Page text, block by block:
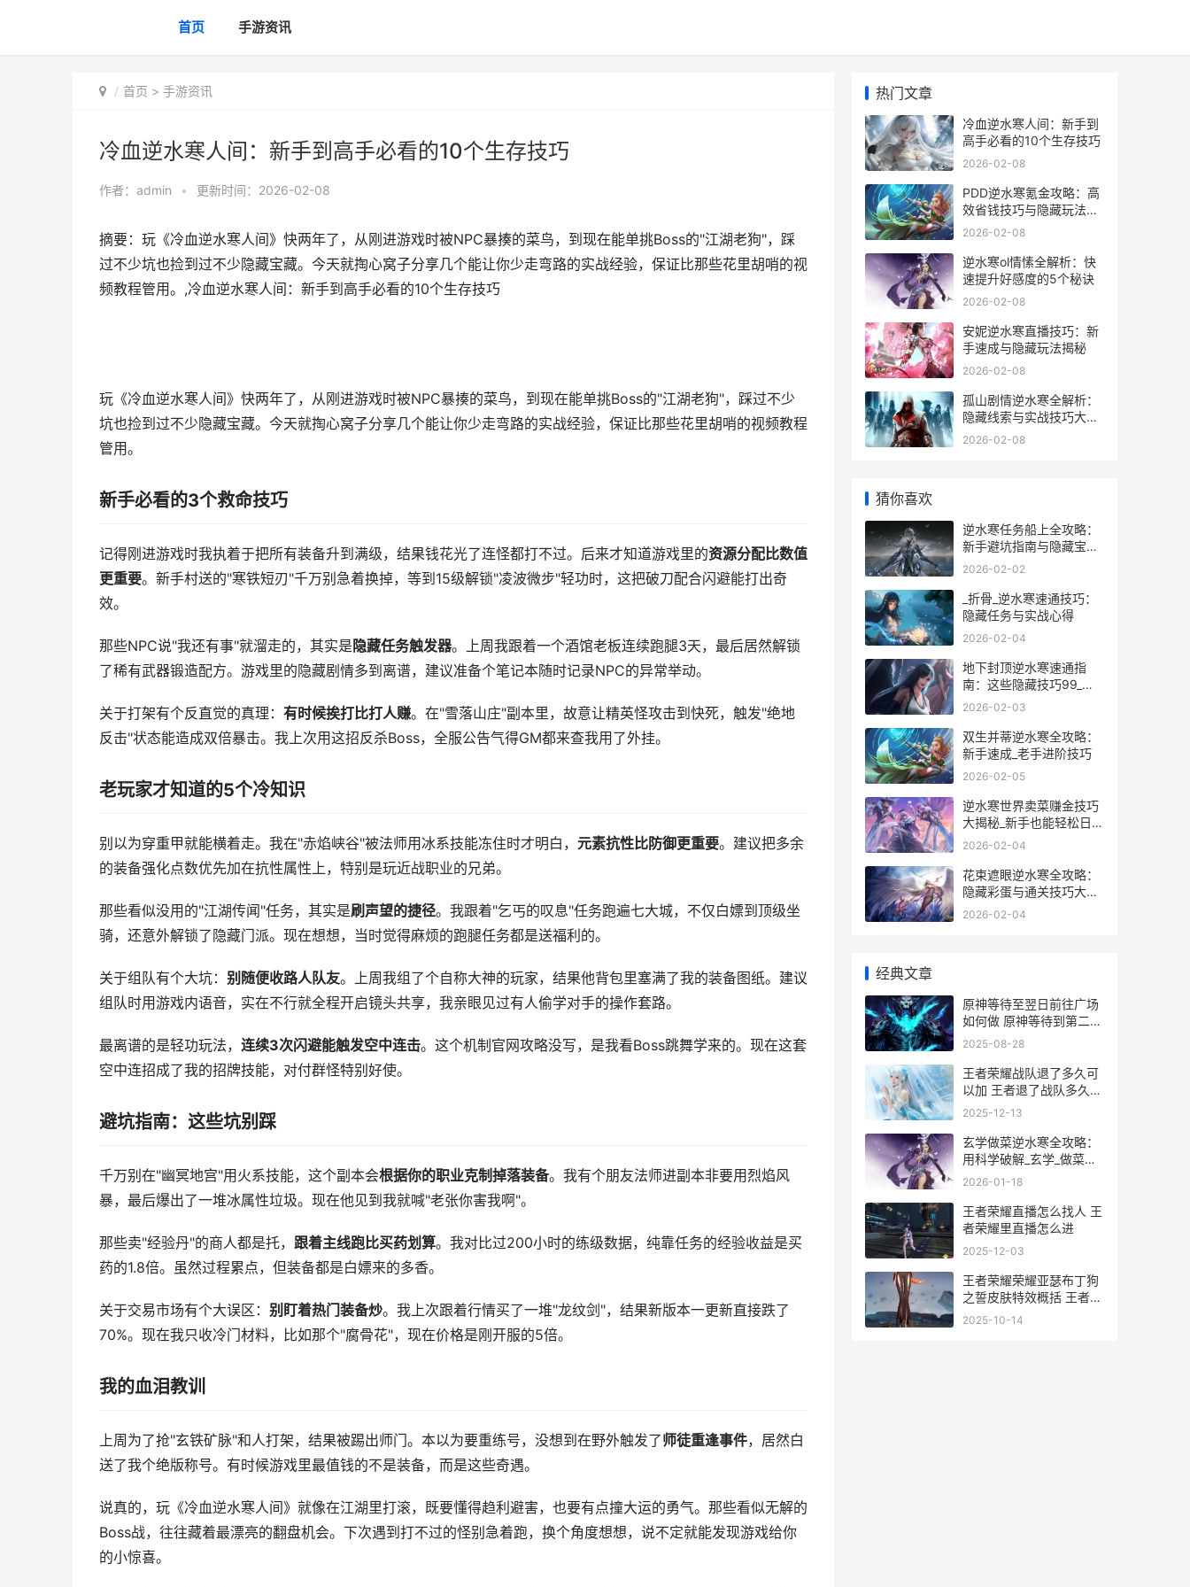
首页 手游资讯
首页 > 手游资讯
冷血逆水寒人间：新手到高手必看的10个生存技巧
作者： admin • 更新时间：2026-02-08
摘要：玩《冷血逆水寒人间》快两年了，从刚进游戏时被NPC暴揍的菜鸟，到现在能单挑Boss的"江湖老狗"，踩
过不少坑也捡到过不少隐藏宝藏。今天就掏心窝子分享几个能让你少走弯路的实战经验，保证比那些花里胡哨的视
频教程管用。,冷血逆水寒人间：新手到高手必看的10个生存技巧
玩《冷血逆水寒人间》快两年了，从刚进游戏时被NPC暴揍的菜鸟，到现在能单挑Boss的"江湖老狗"，踩过不少
坑也捡到过不少隐藏宝藏。今天就掏心窝子分享几个能让你少走弯路的实战经验，保证比那些花里胡哨的视频教程
管用。
新手必看的3个救命技巧
记得刚进游戏时我执着于把所有装备升到满级，结果钱花光了连怪都打不过。后来才知道游戏里的资源分配比数值
更重要。新手村送的"寒铁短刃"千万别急着换掉，等到15级解锁"凌波微步"轻功时，这把破刀配合闪避能打出奇
效。
那些NPC说"我还有事"就溜走的，其实是 隐藏任务触发器。上周我跟着一个酒馆老板连续跑腿3天，最后居然解锁
了稀有武器锻造配方。游戏里的隐藏剧情多到离谱，建议准备个笔记本随时记录NPC的异常举动。
关于打架有个反直觉的真理： 有时候挨打比打人赚。在"雪落山庄"副本里，故意让精英怪攻击到快死，触发"绝地
反击"状态能造成双倍暴击。我上次用这招反杀Boss，全服公告气得GM都来查我用了外挂。
老玩家才知道的5个冷知识
别以为穿重甲就能横着走。我在"赤焰峡谷"被法师用冰系技能冻住时才明白， 元素抗性比防御更重要。建议把多余
的装备强化点数优先加在抗性属性上，特别是玩近战职业的兄弟。
那些看似没用的"江湖传闻"任务，其实是刷声望的捷径。我跟着"乞丐的叹息"任务跑遍七大城，不仅白嫖到顶级坐
骑，还意外解锁了隐藏门派。现在想想，当时觉得麻烦的跑腿任务都是送福利的。
关于组队有个大坑： 别随便收路人队友。上周我组了个自称大神的玩家，结果他背包里塞满了我的装备图纸。建议
组队时用游戏内语音，实在不行就全程开启镜头共享，我亲眼见过有人偷学对手的操作套路。
最离谱的是轻功玩法， 连续3次闪避能触发空中连击。这个机制官网攻略没写，是我看Boss跳舞学来的。现在这套
空中连招成了我的招牌技能，对付群怪特别好使。
避坑指南：这些坑别踩
千万别在"幽冥地宫"用火系技能，这个副本会根据你的职业克制掉落装备。我有个朋友法师进副本非要用烈焰风
暴，最后爆出了一堆冰属性垃圾。现在他见到我就喊"老张你害我啊"。
那些卖"经验丹"的商人都是托， 跟着主线跑比买药划算。我对比过200小时的练级数据，纯靠任务的经验收益是买
药的1.8倍。虽然过程累点，但装备都是白嫖来的多香。
关于交易市场有个大误区： 别盯着热门装备炒。我上次跟着行情买了一堆"龙纹剑"，结果新版本一更新直接跌了
70%。现在我只收冷门材料，比如那个"腐骨花"，现在价格是刚开服的5倍。
我的血泪教训
上周为了抢"玄铁矿脉"和人打架，结果被踢出师门。本以为要重练号，没想到在野外触发了师徒重逢事件，居然白
送了我个绝版称号。有时候游戏里最值钱的不是装备，而是这些奇遇。
说真的，玩《冷血逆水寒人间》就像在江湖里打滚，既要懂得趋利避害，也要有点撞大运的勇气。那些看似无解的
Boss战，往往藏着最漂亮的翻盘机会。下次遇到打不过的怪别急着跑，换个角度想想，说不定就能发现游戏给你
的小惊喜。
热门文章
冷血逆水寒人间：新手到
高手必看的10个生存技巧
2026-02-08
PDD逆水寒氪金攻略：高
效省钱技巧与隐藏玩法揭
秘
2026-02-08
逆水寒ol情愫全解析：快
速提升好感度的5个秘诀
2026-02-08
安妮逆水寒直播技巧：新
手速成与隐藏玩法揭秘
2026-02-08
孤山剧情逆水寒全解析：
隐藏线索与实战技巧大揭
秘
2026-02-08
猜你喜欢
逆水寒任务船上全攻略：
新手避坑指南与隐藏宝藏
揭秘
2026-02-02
_折骨_逆水寒速通技巧：
隐藏任务与实战心得
2026-02-04
地下封顶逆水寒速通指
南：这些隐藏技巧99_玩
家不知道_
2026-02-03
双生并蒂逆水寒全攻略：
新手速成_老手进阶技巧
2026-02-05
逆水寒世界卖菜赚金技巧
大揭秘_新手也能轻松日入
千两
2026-02-04
花束遮眼逆水寒全攻略：
隐藏彩蛋与通关技巧大揭
秘
2026-02-04
经典文章
原神等待至翌日前往广场
如何做 原神等待到第二天
任务怎么做
2025-08-28
王者荣耀战队退了多久可
以加 王者退了战队多久能
加
2025-12-13
玄学做菜逆水寒全攻略：
用科学破解_玄学_做菜的
秘密
2026-01-18
王者荣耀直播怎么找人 王
者荣耀里直播怎么进
2025-12-03
王者荣耀荣耀亚瑟布丁狗
之誓皮肤特效概括 王者荣
耀荣耀亚瑟称号怎么得
2025-10-14